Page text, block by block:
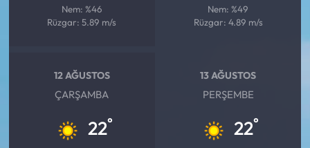
Nem: %46
Rüzgar: 5.89 m/s
Nem: %49
Rüzgar: 4.89 m/s
12 AĞUSTOS
ÇARŞAMBA
22°
13 AĞUSTOS
PERŞEMBE
22°